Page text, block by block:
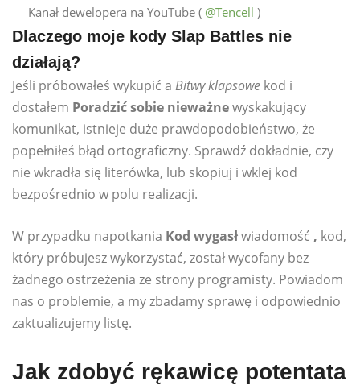
Kanał dewelopera na YouTube ( @Tencell )
Dlaczego moje kody Slap Battles nie
działają?
Jeśli próbowałeś wykupić a Bitwy klapsowe kod i
dostałem Poradzić sobie nieważnewyskakujący
komunikat, istnieje duże prawdopodobieństwo, że
popełniłeś błąd ortograficzny. Sprawdź dokładnie, czy
nie wkradła się literówka, lub skopiuj i wklej kod
bezpośrednio w polu realizacji.
W przypadku napotkania Kod wygasłwiadomość , kod,
który próbujesz wykorzystać, został wycofany bez
żadnego ostrzeżenia ze strony programisty. Powiadom
nas o problemie, a my zbadamy sprawę i odpowiednio
zaktualizujemy listę.
Jak zdobyć rękawicę potentata